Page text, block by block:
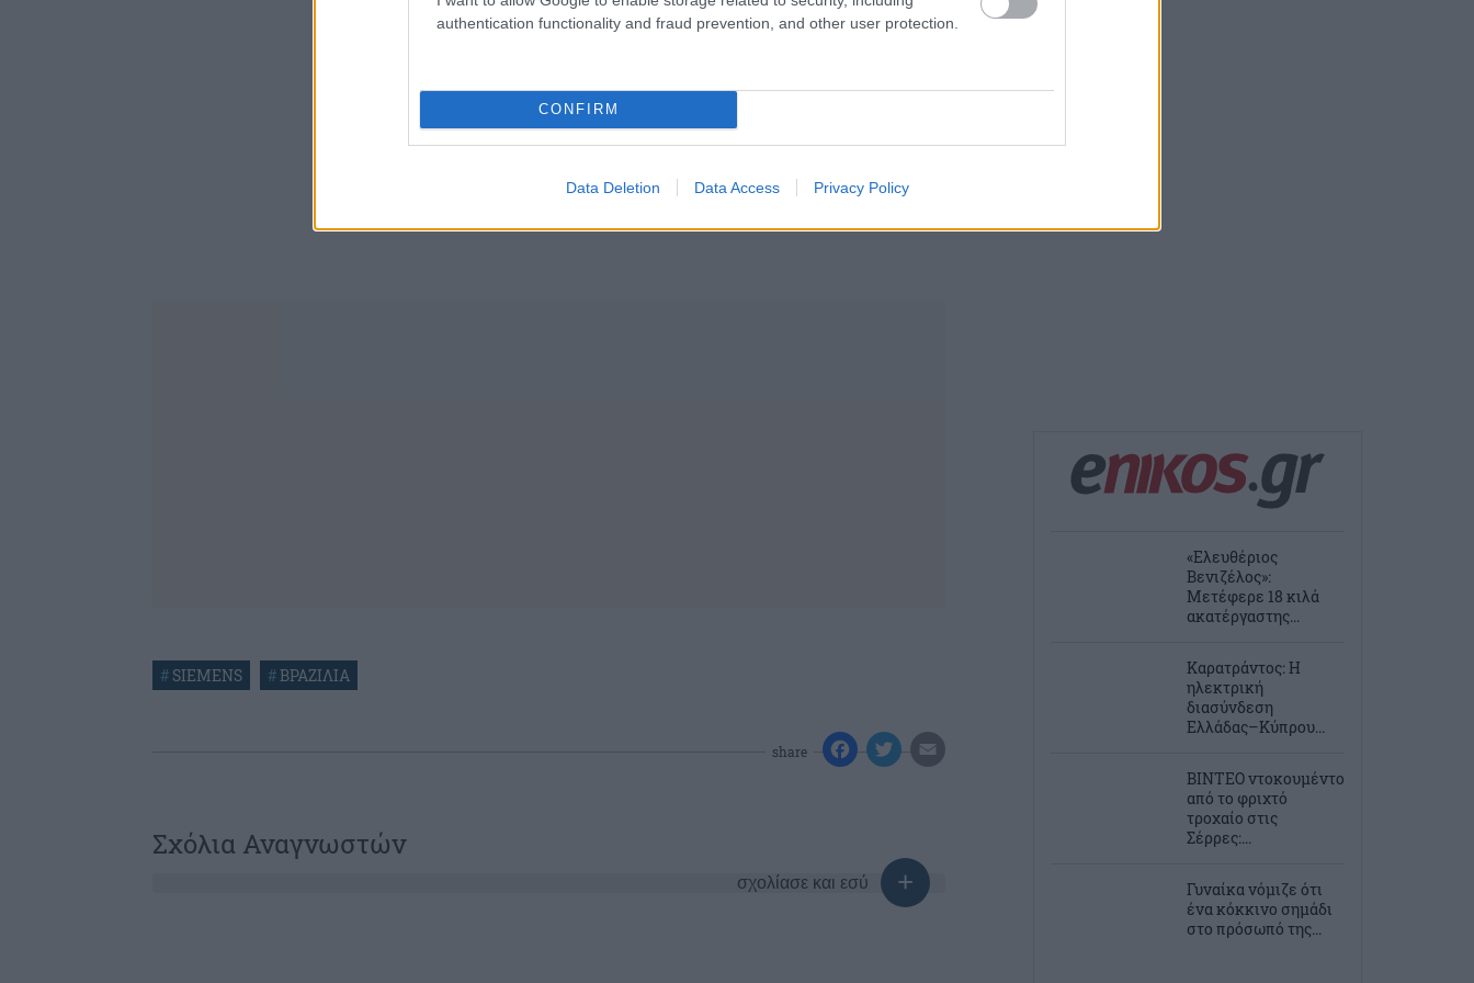
authentication functionality and fraud prevention, and other user protection.
CONFIRM
Data Deletion Data Access Privacy Policy
# SIEMENS #ΒΡΑΖΙΛΙΑ
share
Σχόλια Αναγνωστών
σχολίασε και εσύ
«Ελευθέριος
Βενιζέλος»:
Μετέφερε 18 κιλά
ακατέργαστης...
Καρατράντος: Η
ηλεκτρική
διασύνδεση
Ελλάδας–Κύπρου...
ΒΙΝΤΕΟ ντοκουμέντο
από το φριχτό
τροχαίο στις
Σέρρες:...
Γυναίκα νόμιζε ότι
ένα κόκκινο σημάδι
στο πρόσωπό της...